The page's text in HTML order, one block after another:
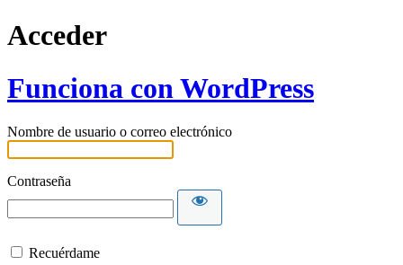
Acceder
Funciona con WordPress
Nombre de usuario o correo electrónico
Contraseña
Recuérdame